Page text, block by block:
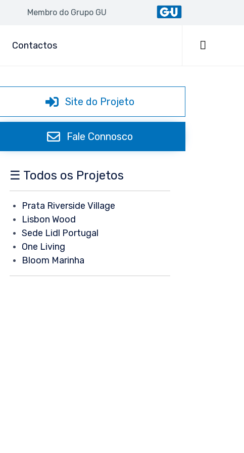
Membro do Grupo GU
Contactos 
Site do Projeto
Fale Connosco
☰ Todos os Projetos
Prata Riverside Village
Lisbon Wood
Sede Lidl Portugal
One Living
Bloom Marinha